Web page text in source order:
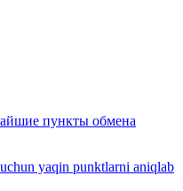
пункты обмена
yaqin punktlarni aniqlab